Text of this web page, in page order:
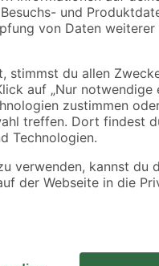
Bestseller
binderholz
Rahmen sägerau
2000 x 58 x 38